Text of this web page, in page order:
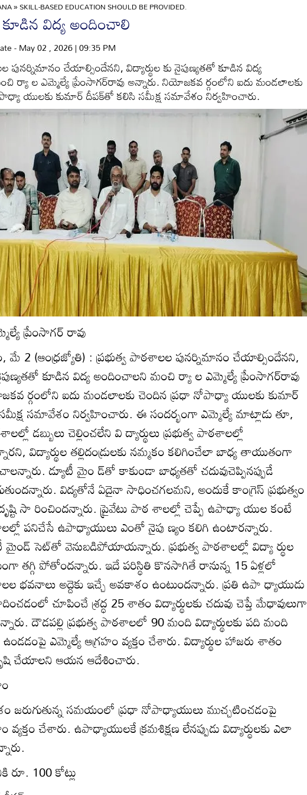
»SKILL-BASED EDUCATION SHOULD BE PROVIDED.
విద్య అందించాలి
- May 02 , 2026 | 09:35 PM
పునర్నిమానం చేయాల్సిందేనని, విద్యార్థుల కు నైపుణ్యతతో కూడిన విద్య
ర్యా ల ఎమ్మెల్యే ప్రేంసాగర్‌రావు అన్నారు. నియోజకవ ర్గంలోని ఐదు మండలాలకు
యులకు కుమార్‌ దీపక్‌తో కలిసి సమీక్ష సమావేశం నిర్వహించారు.
ప్రేంసాగర్‌ రావు
మే 2 (ఆంధ్రజ్యోతి) : ప్రభుత్వ పాఠశాలల పునర్నిమానం చేయాల్సిందేనని,
కూడిన విద్య అందించాలని మంచి ర్యా ల ఎమ్మెల్యే ప్రేంసాగర్‌రావు
ర్గంలోని ఐదు మండలాలకు చెందిన ప్రధా నోపాధ్యా యులకు కుమార్‌
సమావేశం నిర్వహించారు. ఈ సందర్భంగా ఎమ్మెల్యే మాట్లాడు తూ,
డబ్బులు చెల్లించలేని వి ద్యార్థులు ప్రభుత్వ పాఠశాలల్లో
విద్యార్థుల తల్లిదండ్రులకు నమ్మకం కలిగించేలా బాధ్య తాయుతంగా
డ్యూటీ మైం డ్‌తో కాకుండా బాధ్యతతో చదువుచెప్పినప్పుడే
విద్యతోనే ఏదైనా సాధించగలమని, అందుకే కాంగ్రెస్‌ ప్రభుత్వం
దృష్టి సా రించిందన్నారు. ప్రైవేటు పాఠ శాలల్లో చెప్పే ఉపాధ్యా యుల కంటే
పనిచేసే ఉపాధ్యాయులు ఎంతో నైపు ణ్యం కలిగి ఉంటారన్నారు.
మైండ్‌ సెట్‌తో వెనుబడిపోయాయన్నారు. ప్రభుత్వ పాఠశాలల్లో విద్యా ర్థుల
తగ్గి పోతోందన్నారు. ఇదే పరిస్థితి కొనసాగితే రానున్న 15 ఏళ్లలో
భవనాలు అద్దెకు ఇచ్చే అవకాశం ఉంటుందన్నారు. ప్రతి ఉపా ధ్యాయుడు
చూపించే శ్రద్ధ 25 శాతం విద్యార్థులకు చదువు చెప్తే మేధావులుగా
దౌడపల్లి ప్రభుత్వ పాఠశాలలో 90 మంది విద్యార్థులకు పది మంది
ఎమ్మెల్యే ఆగ్రహం వ్యక్తం చేశారు. విద్యార్థుల హాజరు శాతం
చేయాలని ఆయన ఆదేశించారు.
జరుగుతున్న సమయంలో ప్రధా నోపాధ్యాయులు ముచ్చటించడంపై
వ్యక్తం చేశారు. ఉపాధ్యాయులకే క్రమశిక్షణ లేనప్పుడు విద్యార్థులకు ఎలా
100 కోట్లు